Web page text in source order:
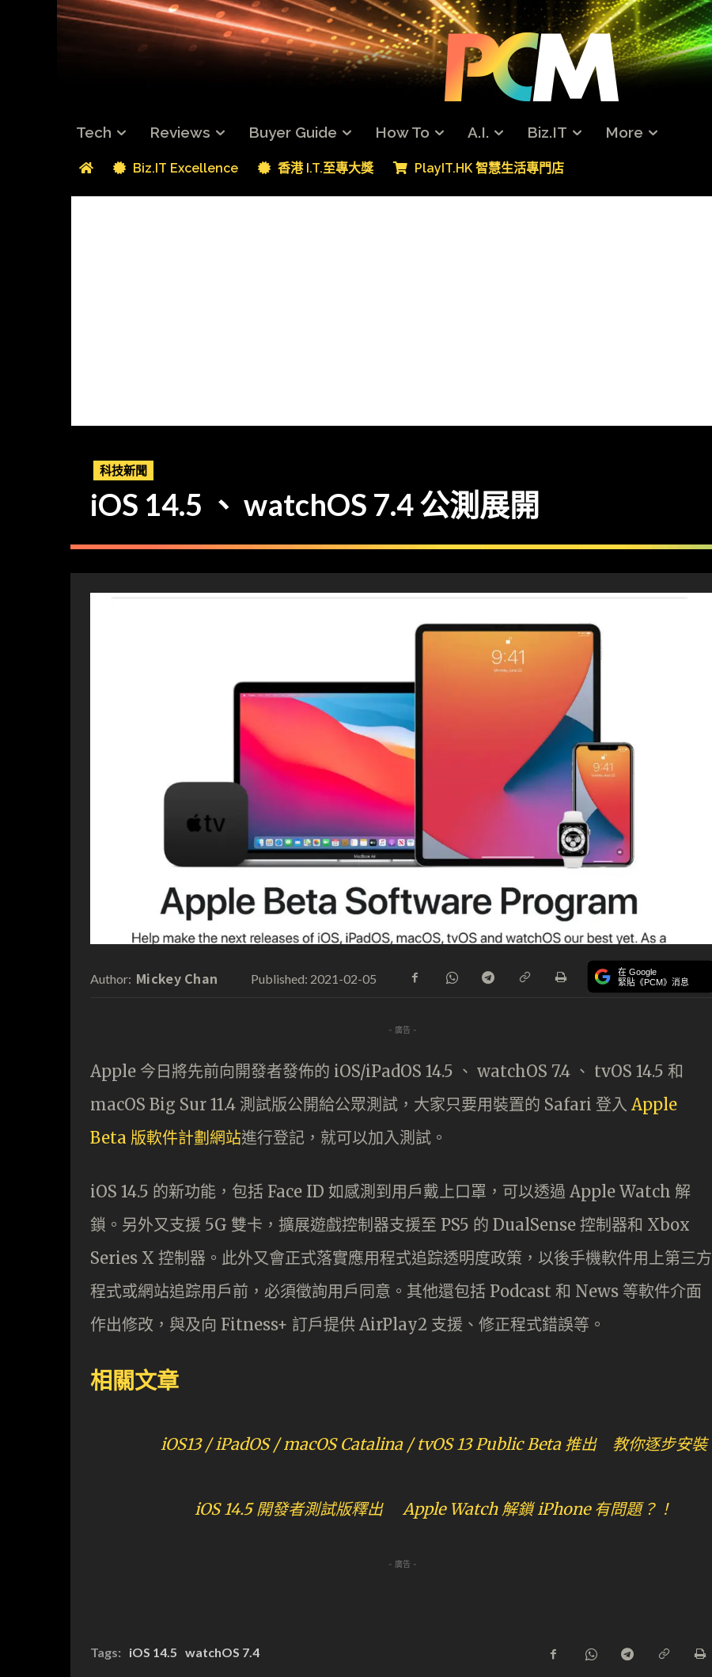
Tech Reviews Buyer Guide How To A.I. Biz.IT More
Biz.IT Excellence 香港 I.T.至專大獎 PlayIT.HK 智慧生活專門店
科技新聞
iOS 14.5 、 watchOS 7.4 公測展開
Author: Mickey Chan Published: 2021-02-05 在 Google
緊貼《PCM》消息
- 廣告 -
Apple 今日將先前向開發者發佈的 iOS/iPadOS 14.5 、 watchOS 7.4 、 tvOS 14.5 和
macOS Big Sur 11.4 測試版公開給公眾測試，大家只要用裝置的 Safari 登入 Apple
Beta 版軟件計劃網站進行登記，就可以加入測試。
iOS 14.5 的新功能，包括 Face ID 如感測到用戶戴上口罩，可以透過 Apple Watch 解
鎖。另外又支援 5G 雙卡，擴展遊戲控制器支援至 PS5 的 DualSense 控制器和 Xbox
Series X 控制器。此外又會正式落實應用程式追踪透明度政策，以後手機軟件用上第三方
程式或網站追踪用戶前，必須徵詢用戶同意。其他還包括 Podcast 和 News 等軟件介面
作出修改，與及向 Fitness+ 訂戶提供 AirPlay2 支援、修正程式錯誤等。
相關文章
iOS13 / iPadOS / macOS Catalina / tvOS 13 Public Beta 推出 教你逐步安裝
iOS 14.5 開發者測試版釋出 Apple Watch 解鎖 iPhone 有問題？！
- 廣告 -
Tags: iOS 14.5 watchOS 7.4